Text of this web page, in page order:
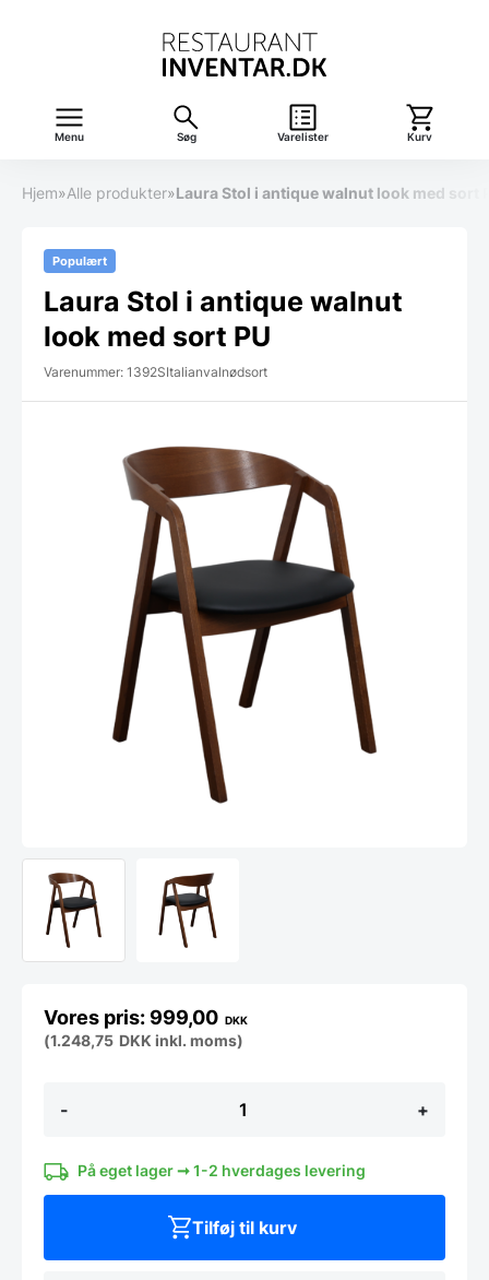
Menu Søg Varelister Kurv
Hjem»Alle produkter»Laura Stol i antique walnut look med sort
Populært
Laura Stol i antique walnut
look med sort PU
Varenummer: 1392SItalianvalnødsort
-
Stol
walnut
antal
+
999,00 DKK
(1.248,75 DKK inkl. moms)
På eget lager ➞ 1-2 hverdages levering
Tilføj til kurv